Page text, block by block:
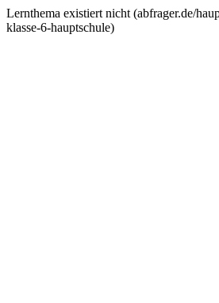
Lernthema existiert nicht (abfrager.de/
klasse-6-hauptschule)